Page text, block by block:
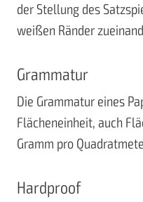
der Stellung des
weißen Ränder
Grammatur
Die Grammatur eines
Flächeneinheit, auch
Gramm pro
Hardproof